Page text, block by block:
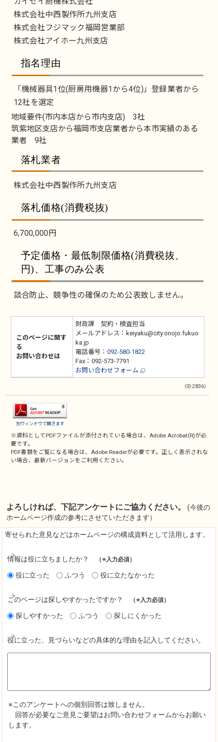
株式会社中西製作所九州支店
株式会社フジマック福岡営業部
株式会社アイホー九州支店
指名理由
「機械器具1位(厨房用機器1から4位)」登録業者から
12社を選定
地域要件(市内本店から市内支店) 3社
筑紫地区支店から福岡市支店業者から本市実績のある
業者 9社
落札業者
株式会社中西製作所九州支店
落札価格(消費税抜)
6,700,000円
予定価格・最低制限価格(消費税抜、
円)、工事のみ公表
談合防止、競争性の確保のため公表致しません。
このページに関す
る
お問い合わせは
財政課 契約・検査担当
メールアドレス：keiyaku@city.onojo.fukuo
ka.jp
電話番号： 092-580-1822
Fax：092-573-7791
お問い合わせフォーム
（ID:2836）
別ウィンドウで開きます
※資料としてPDFファイルが添付されている場合は、Adobe Acrobat(R)が必
要です。
PDF書類をご覧になる場合は、Adobe Readerが必要です。正しく表示されな
い場合、最新バージョンをご利用ください。